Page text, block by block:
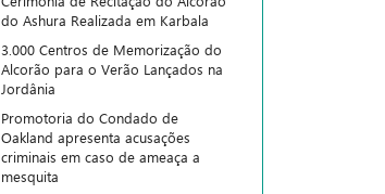
do Ashura Realizada em Karbala
3.000 Centros de Memorização do
Alcorão para o Verão Lançados na
Jordânia
Promotoria do Condado de
Oakland apresenta acusações
criminais em caso de ameaça a
mesquita